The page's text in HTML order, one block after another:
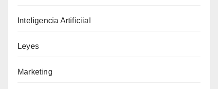
Inteligencia Artificiial
Leyes
Marketing